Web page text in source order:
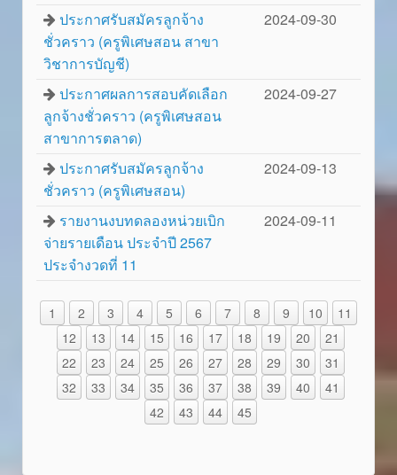
ประกาศรับสมัครลูกจ้าง
ชั่วคราว (ครูพิเศษสอน สาขา
วิชาการบัญชี)
2024-09-30
ประกาศผลการสอบคัดเลือก
ลูกจ้างชั่วคราว (ครูพิเศษสอน
สาขาการตลาด)
2024-09-27
ประกาศรับสมัครลูกจ้าง
ชั่วคราว (ครูพิเศษสอน)
2024-09-13
รายงานงบทดลองหน่วยเบิก
จ่ายรายเดือน ประจำปี 2567
ประจำงวดที่ 11
2024-09-11
1 2 3 4 5 6 7 8 9 10
11
12
13 14 15 16 17 18 19 20
21
22
23 24 25 26 27 28 29 30
31
32
33 34 35 36 37 38 39 40
41
42
43 44 45